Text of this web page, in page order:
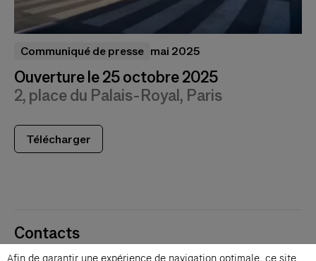
Communiqué de presse mai 2025
Ouverture le 25 octobre 2025
2, place du Palais-Royal, Paris
Télécharger
Contacts
Membres
Afin de garantir une expérience de navigation optimale, ce site